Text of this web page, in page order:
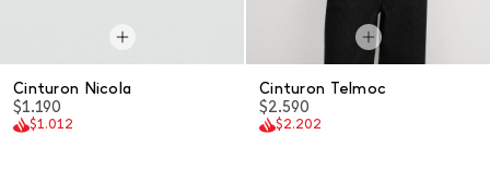
Cinturon Nicola
$1.190
$1.012
Cinturon Telmoc
$2.590
$2.202